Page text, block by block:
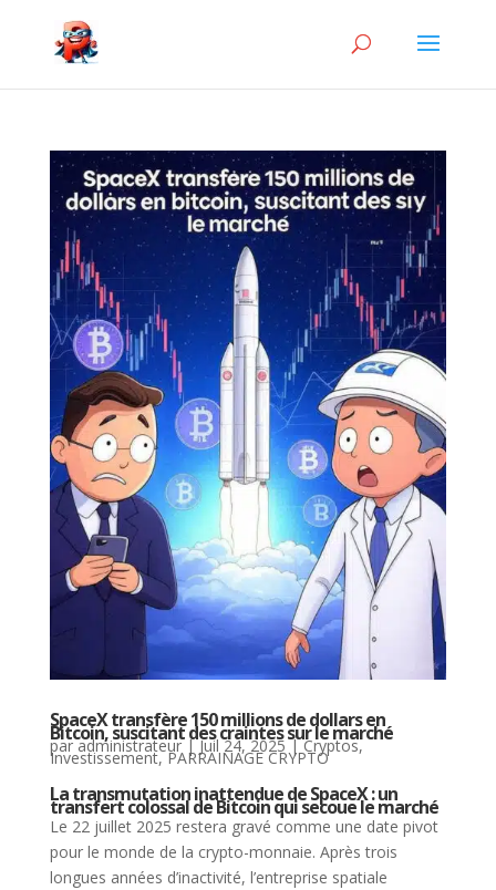
SpaceX transfère 150 millions de dollars en
Bitcoin, suscitant des craintes sur le marché
paradministrateur|Juil 24, 2025|Cryptos,
Investissement,PARRAINAGE CRYPTO
La transmutation inattendue de SpaceX : un
transfert colossal de Bitcoin qui secoue le marché
Le 22 juillet 2025 restera gravé comme une date pivot
pour le monde de la crypto-monnaie. Après trois
longues années d’inactivité, l’entreprise spatiale